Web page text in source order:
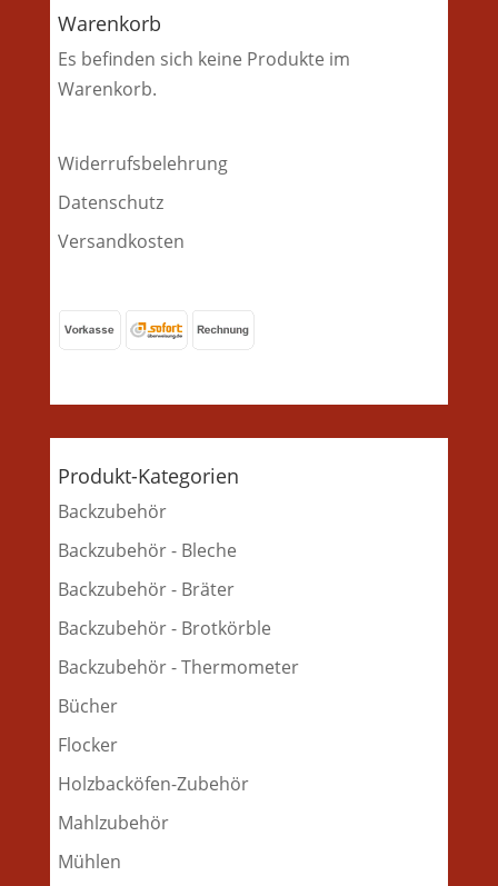
Warenkorb
Es befinden sich keine Produkte im
Warenkorb.
Widerrufsbelehrung
Datenschutz
Versandkosten
Produkt-Kategorien
Backzubehör
Backzubehör - Bleche
Backzubehör - Bräter
Backzubehör - Brotkörble
Backzubehör - Thermometer
Bücher
Flocker
Holzbacköfen-Zubehör
Mahlzubehör
Mühlen